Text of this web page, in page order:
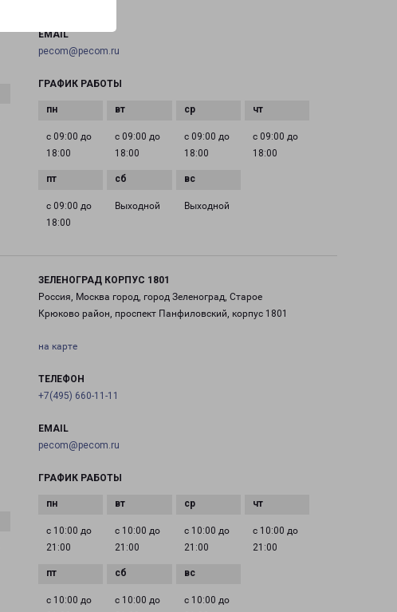
EMAIL
pecom@pecom.ru
ГРАФИК РАБОТЫ
с 09:00 до
18:00
с 09:00 до
18:00
с 09:00 до
18:00
с 09:00 до
18:00
с 09:00 до
18:00
Выходной Выходной
ЗЕЛЕНОГРАД КОРПУС 1801
Россия, Москва город, город Зеленоград, Старое
Крюково район, проспект Панфиловский, корпус 1801
на карте
ТЕЛЕФОН
+7(495) 660-11-11
EMAIL
pecom@pecom.ru
ГРАФИК РАБОТЫ
с 10:00 до
21:00
с 10:00 до
21:00
с 10:00 до
21:00
с 10:00 до
21:00
с 10:00 до
с 10:00 до
с 10:00 до